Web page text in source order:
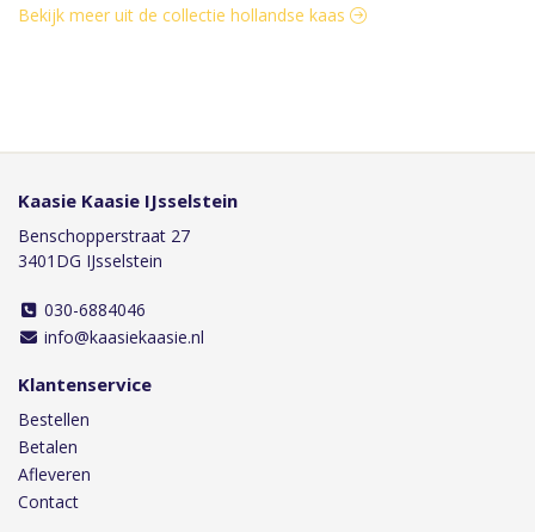
Bekijk meer uit de collectie hollandse kaas
Kaasie Kaasie IJsselstein
Benschopperstraat 27
3401DG IJsselstein
030-6884046
info@kaasiekaasie.nl
Klantenservice
Bestellen
Betalen
Afleveren
Contact